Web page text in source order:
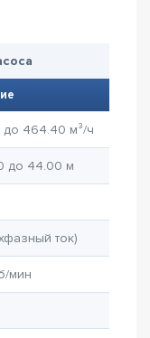
до 464.40 м³/ч
до 44.00 м
ток)
мин